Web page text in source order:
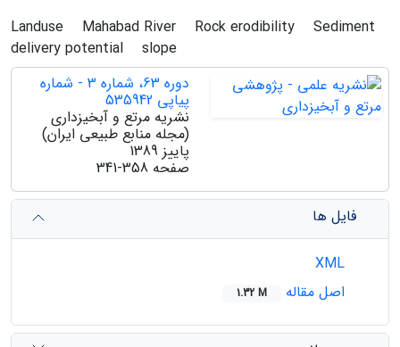
Landuse Mahabad River Rock erodibility
Sediment
delivery potential
slope
دوره 63، شماره 3 - شماره
پیاپی 535942
نشریه مرتع و آبخیزداری
(مجله منابع طبیعی ایران)
پاییز 1389
صفحه 341-358
فایل ها
اصل مقاله
1.32 M